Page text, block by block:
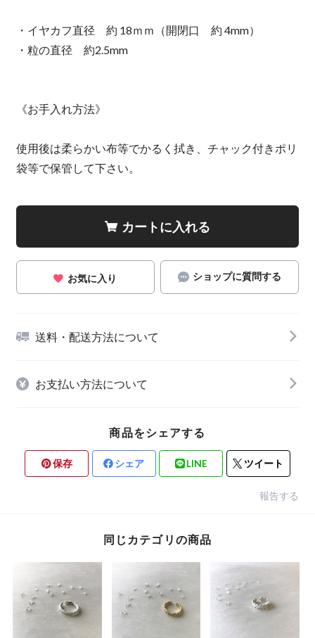
・イヤカフ直径 約 18ｍｍ（開閉口 約 4mm）
・粒の直径 約2.5mm
《お手入れ方法》
使用後は柔らかい布等でかるく拭き、チャック付きポリ
袋等で保管して下さい。
カートに入れる
お気に入り ショップに質問する
送料・配送方法について
お支払い方法について
商品をシェアする
保存 シェア LINE ツイート
報告する
同じカテゴリの商品